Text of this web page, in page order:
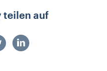
teilen auf